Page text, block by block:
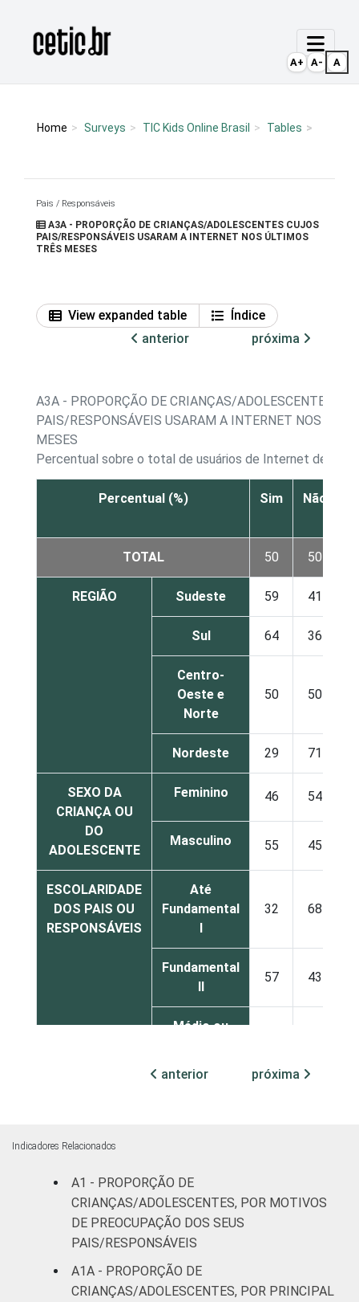
Página inicial
Home Surveys TIC Kids Online Brasil Tables
Pais / Responsáveis
A3A - PROPORÇÃO DE CRIANÇAS/ADOLESCENTES CUJOS
PAIS/RESPONSÁVEIS USARAM A INTERNET NOS ÚLTIMOS
TRÊS MESES
View expanded table
Índice
anterior
próxima
A3A - PROPORÇÃO DE CRIANÇAS/ADOLESCENTES
PAIS/RESPONSÁVEIS USARAM A INTERNET NOS
MESES
Percentual sobre o total de usuários de Internet de 9 a
Percentual (%) Sim
Não
TOTAL 50 50
REGIÃO Sudeste 59 41
Sul 64 36
Centro-
Oeste e
Norte
50 50
Nordeste 29 71
SEXO DA
CRIANÇA OU
DO
ADOLESCENTE
Feminino 46 54
Masculino 55 45
ESCOLARIDADE
DOS PAIS OU
RESPONSÁVEIS
Até
Fundamental
I
32 68
Fundamental
II
57 43
Médio ou
ADOLESCENTE
De 13 a 14
anos
56 44
De 15 a 17
anos
anterior próxima
Indicadores Relacionados
A1 - PROPORÇÃO DE
CRIANÇAS/ADOLESCENTES, POR MOTIVOS
DE PREOCUPAÇÃO DOS SEUS
PAIS/RESPONSÁVEIS
A1A - PROPORÇÃO DE
CRIANÇAS/ADOLESCENTES, POR PRINCIPAL
A+ A- A